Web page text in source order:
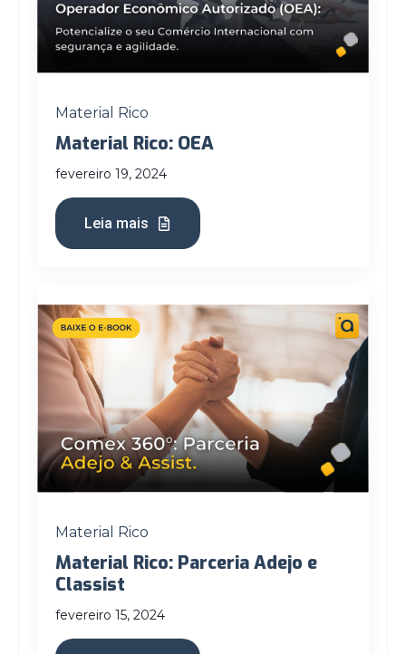
Material Rico
Material Rico: OEA
fevereiro 19, 2024
Leia mais
Material Rico
Material Rico: Parceria Adejo e
Classist
fevereiro 15, 2024